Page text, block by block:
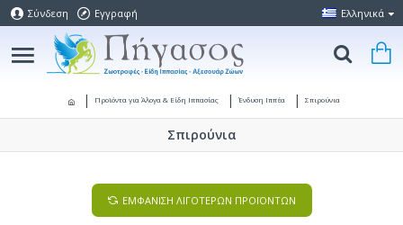
Σύνδεση Εγγραφή Ελληνικά
Προϊόντα για Άλογα & Είδη Ιππασίας Ένδυση Ιππέα Σπιρούνια
Σπιρούνια
ΕΜΦΑΝΙΣΗ ΛΙΓΟΤΕΡΩΝ ΠΡΟΪΟΝΤΩΝ